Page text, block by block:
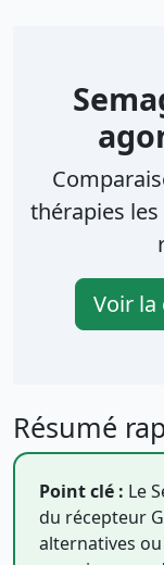
thérapies
Voir
Résumé
Point clé : Le
du récepteur
alternatives